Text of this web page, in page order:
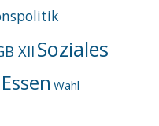
XIISoziales
Wahl